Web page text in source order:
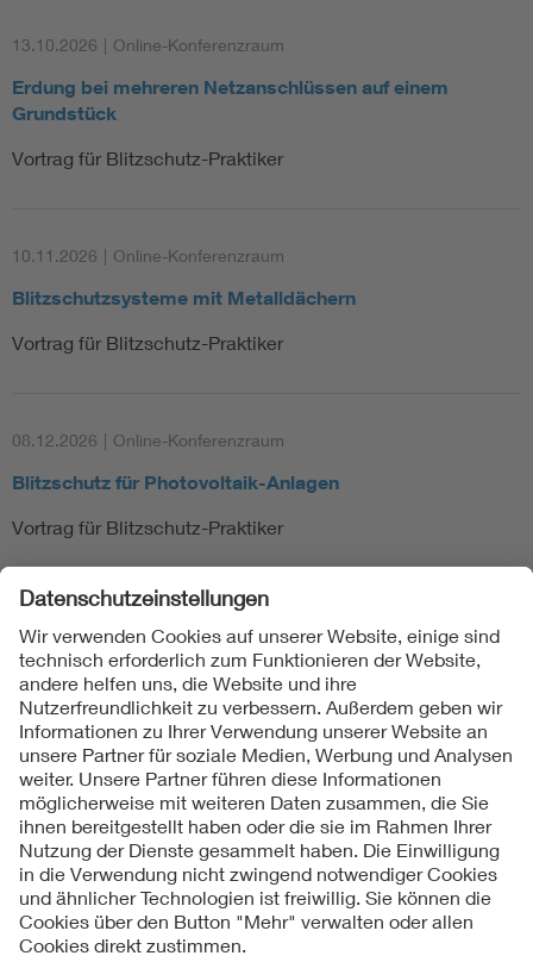
13.10.2026 | Online-Konferenzraum
Erdung bei mehreren Netzanschlüssen auf einem
Grundstück
Vortrag für Blitzschutz-Praktiker
10.11.2026 | Online-Konferenzraum
Blitzschutzsysteme mit Metalldächern
Vortrag für Blitzschutz-Praktiker
08.12.2026 | Online-Konferenzraum
Blitzschutz für Photovoltaik-Anlagen
Vortrag für Blitzschutz-Praktiker
Folgen Sie uns
Kontakte
Service
Impressum